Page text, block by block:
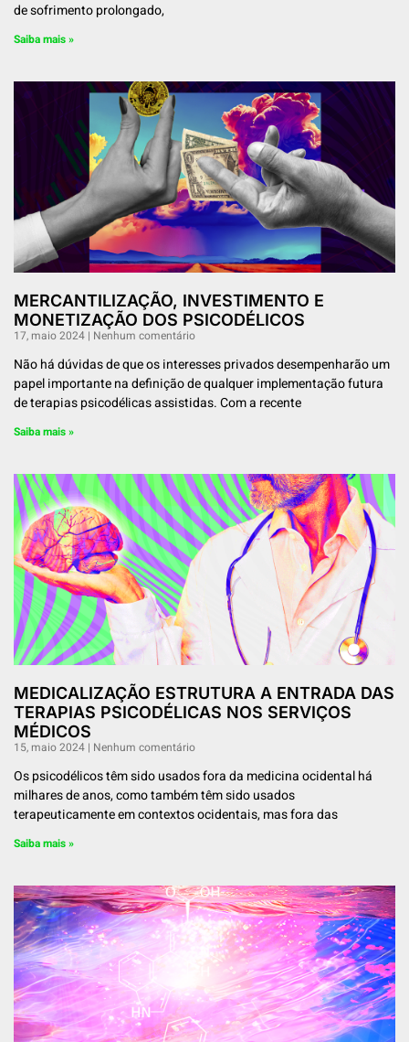
de sofrimento prolongado,
Saiba mais »
MERCANTILIZAÇÃO, INVESTIMENTO E
MONETIZAÇÃO DOS PSICODÉLICOS
17, maio 2024 Nenhum comentário
Não há dúvidas de que os interesses privados desempenharão um
papel importante na definição de qualquer implementação futura
de terapias psicodélicas assistidas. Com a recente
Saiba mais »
MEDICALIZAÇÃO ESTRUTURA A ENTRADA DAS
TERAPIAS PSICODÉLICAS NOS SERVIÇOS
MÉDICOS
15, maio 2024 Nenhum comentário
Os psicodélicos têm sido usados ​​fora da medicina ocidental há
milhares de anos, como também têm sido usados ​​
terapeuticamente em contextos ocidentais, mas fora das
Saiba mais »